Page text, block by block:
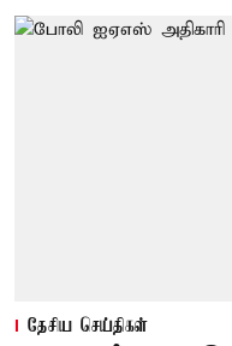
தேசிய செய்திகள்